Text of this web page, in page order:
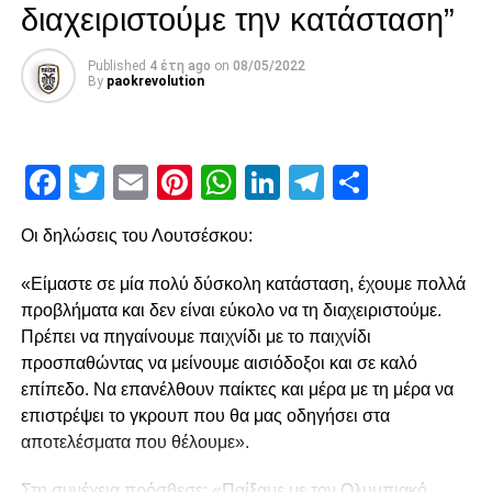
Ολυμπιακού. Άψογη η συμπεριφορά του κόσμου
ADVERTISEMENT
Ακολούθησε στο 15′ χλιαρό σουτ του Ότο που μπλόκαρε
μετά από λάθος και μαρκάρισμα του Μιχαηλίδη στον
αλλά έστειλε την μπάλα άουτ, χάνοντας μία χρυσή
ευκαιρία για να βάλει τον Παναιτωλικό μπροστά στο σκορ.
Μοναδική ευκαιρία από τον Λαχούντ
Στο 27′ ο Σάστρε προσπάθησε να γίνει επικίνδυνος με
σουτ εκτός περιοχής, όμως, ο Τσάβες ήταν σε ετοιμότητα
και στο 33′, έπειτα από νέο λάθος του Μιχαηλίδη, ο
διαχειριστούμε την κατάσταση”
Published 4 έτη ago on 08/05/2022
By paokrevolution
Facebook
Twitter
EmailPinterest
WhatsApp
LinkedIn
Telegram
Οι δηλώσεις του Λουτσέσκου:
«Είμαστε σε μία πολύ δύσκολη κατάσταση, έχουμε πολλά
προβλήματα και δεν είναι εύκολο να τη διαχειριστούμε.
Πρέπει να πηγαίνουμε παιχνίδι με το παιχνίδι
προσπαθώντας να μείνουμε αισιόδοξοι και σε καλό
επίπεδο. Να επανέλθουν παίκτες και μέρα με τη μέρα να
επιστρέψει το γκρουπ που θα μας οδηγήσει στα
αποτελέσματα που θέλουμε».